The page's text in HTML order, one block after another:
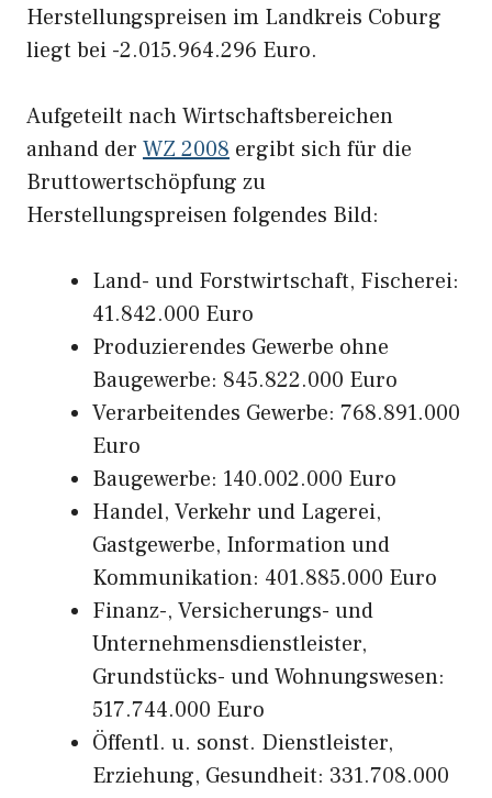
Herstellungspreisen im Landkreis Coburg
liegt bei -2.015.964.296 Euro.
Aufgeteilt nach Wirtschaftsbereichen
anhand der WZ 2008 ergibt sich für die
Bruttowertschöpfung zu
Herstellungspreisen folgendes Bild:
Land- und Forstwirtschaft, Fischerei:
41.842.000 Euro
Produzierendes Gewerbe ohne
Baugewerbe: 845.822.000 Euro
Verarbeitendes Gewerbe: 768.891.000
Euro
Baugewerbe: 140.002.000 Euro
Handel, Verkehr und Lagerei,
Gastgewerbe, Information und
Kommunikation: 401.885.000 Euro
Finanz-, Versicherungs- und
Unternehmensdienstleister,
Grundstücks- und Wohnungswesen:
517.744.000 Euro
Öffentl. u. sonst. Dienstleister,
Erziehung, Gesundheit: 331.708.000